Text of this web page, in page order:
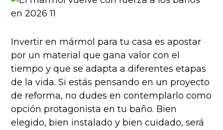
Invertir en mármol para tu casa es apostar
por un material que gana valor con el
tiempo y que se adapta a diferentes etapas
de la vida. Si estás pensando en un proyecto
de reforma, no dudes en contemplarlo como
opción protagonista en tu baño. Bien
elegido, bien instalado y bien cuidado, será